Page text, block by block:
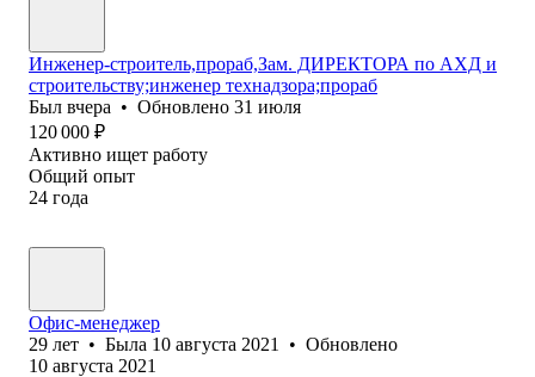
Инженер-строитель,прораб,Зам. ДИРЕКТОРА по АХД и
строительству;инженер технадзора;прораб
Был вчера • Обновлено 31 июля
120 000 ₽
Активно ищет работу
Общий опыт
24 года
Офис-менеджер
29 лет • Была 10 августа 2021 • Обновлено
10 августа 2021